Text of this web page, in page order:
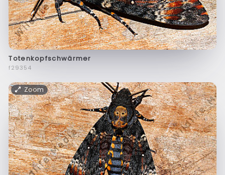
Totenkopfschwärmer
f29354
Zoom